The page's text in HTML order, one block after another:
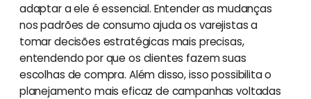
adaptar a ele é essencial. Entender as mudanças
nos padrões de consumo ajuda os varejistas a
tomar decisões estratégicas mais precisas,
entendendo por que os clientes fazem suas
escolhas de compra. Além disso, isso possibilita o
planejamento mais eficaz de campanhas voltadas